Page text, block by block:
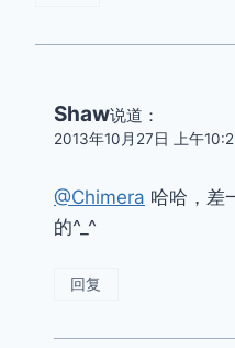
Shaw说道：
2013年10月27日 上午
@Chimera 哈哈，差
的^_^
回复